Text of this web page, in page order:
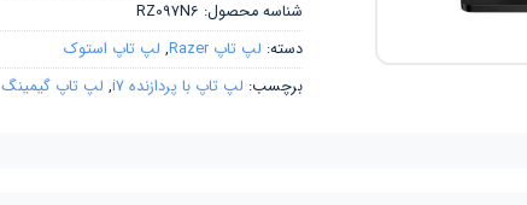
شناسه محصول: RZ097N6
دسته: لپ تاپ Razer , لپ تاپ استوک
برچسب: لپ تاپ با پردازنده i7 , لپ تاپ گیمینگ